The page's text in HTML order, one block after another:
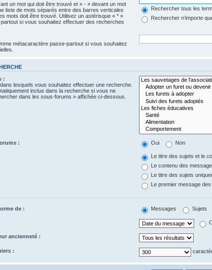
un mot qui doit être trouvé et « - » devant un mot
liste de mots séparés entre des barres verticales
mots doit être trouvé. Utilisez un astérisque « * »
si vous souhaitez effectuer des recherches
Rechercher tous les
Rechercher n’importe
métacaractère passe-partout si vous souhaitez
:
lesquels vous souhaitez effectuer une recherche.
inclus dans la recherche si vous ne
dans les sous-forums » affichée ci-dessous.
: Oui Non
Le titre des sujets et le
Le contenu des
Le titre des sujets
Le premier message
de : Messages Sujets
ancienneté :
: